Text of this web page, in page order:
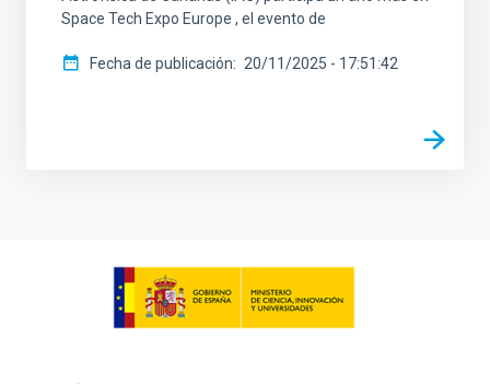
Space Tech Expo Europe , el evento de
Fecha de publicación 20/11/2025 - 17:51:42